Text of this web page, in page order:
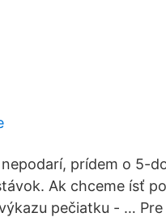
prídem o 5-
Ak chceme ísť
pečiatku - … Pre